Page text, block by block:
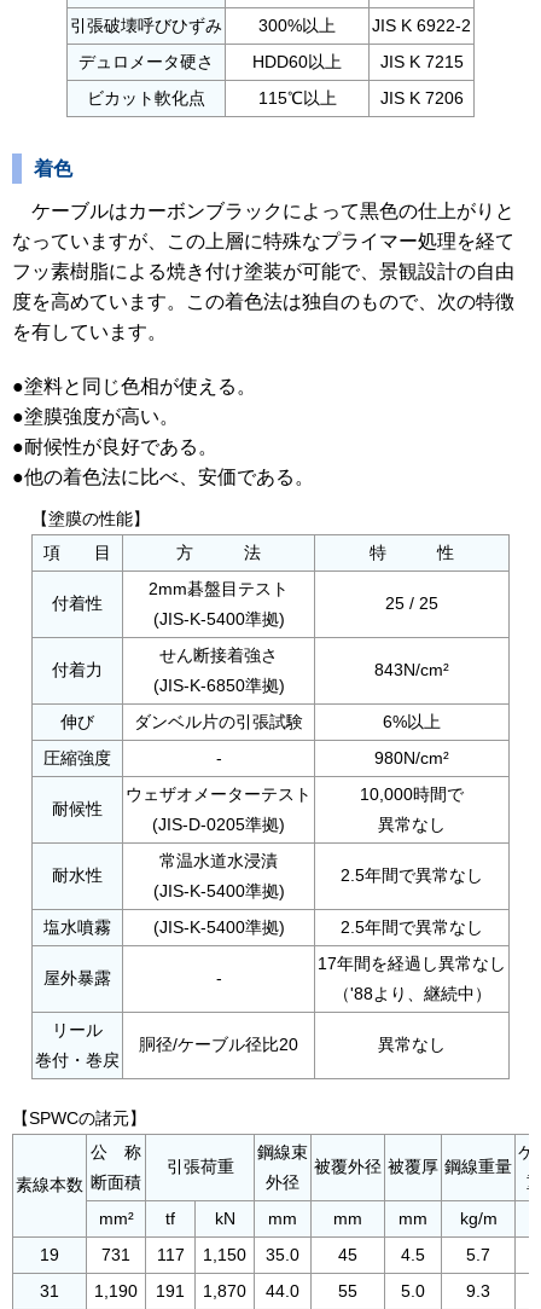
引張破壊呼びひずみ
300%以上
JIS K 6922-2
デュロメータ硬さ
HDD60以上
JIS K 7215
ビカット軟化点
115℃以上 JIS K 7206
着色
ケーブルはカーボンブラックによって黒色の仕上がりと
なっていますが、この上層に特殊なプライマー処理を経て
フッ素樹脂による焼き付け塗装が可能で、景観設計の自由
度を高めています。この着色法は独自のもので、次の特徴
を有しています。
●塗料と同じ色相が使える。
●塗膜強度が高い。
●耐候性が良好である。
●他の着色法に比べ、安価である。
【塗膜の性能】
項 目
方 法 特 性
付着性
2mm碁盤目テスト
(JIS-K-5400準拠)
25 / 25
付着力
せん断接着強さ
(JIS-K-6850準拠)
843N/cm²
伸び ダンベル片の引張試験
6%以上
圧縮強度
- 980N/cm²
耐候性
ウェザオメーターテスト
(JIS-D-0205準拠)
10,000時間で
異常なし
耐水性
常温水道水浸漬
(JIS-K-5400準拠)
2.5年間で異常なし
塩水噴霧 (JIS-K-5400準拠) 2.5年間で異常なし
屋外暴露 -
17年間を経過し異常なし
（'88より、継続中）
リール
巻付・巻戻
胴径/ケーブル径比20 異常なし
【SPWCの諸元】
素線本数
公 称
断面積
引張荷重
鋼線束
外径
被覆外径 被覆厚 鋼線重量
ケ
mm²
tf kN mm mm mm kg/m
19
731 117 1,150 35.0 45 4.5 5.7
31
1,190 191 1,870 44.0 55 5.0 9.3